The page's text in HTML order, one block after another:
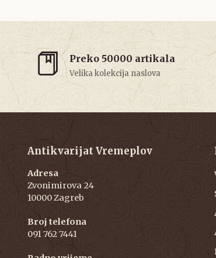
Preko 50000 artikala
Velika kolekcija naslova
Antikvarijat Vremeplov
Adresa
Zvonimirova 24
10000 Zagreb
Broj telefona
091 762 7441